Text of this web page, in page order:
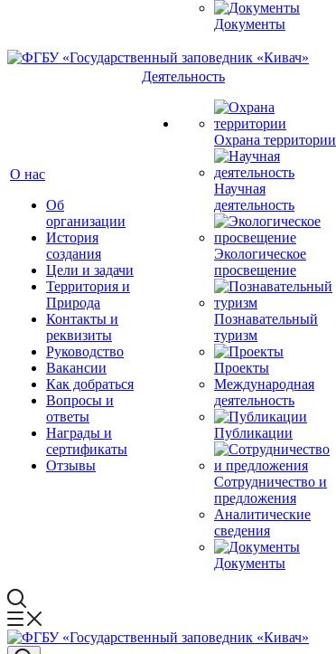
Документы
О нас
Об
организации
История
создания
Цели и задачи
Территория и
Природа
Контакты и
реквизиты
Руководство
Вакансии
Как добраться
Вопросы и
ответы
Награды и
сертификаты
Отзывы
Деятельность
Охрана территории
Научная
деятельность
Экологическое
просвещение
Познавательный
туризм
Проекты
Международная
деятельность
Публикации
Сотрудничество и
предложения
Аналитические
сведения
Документы